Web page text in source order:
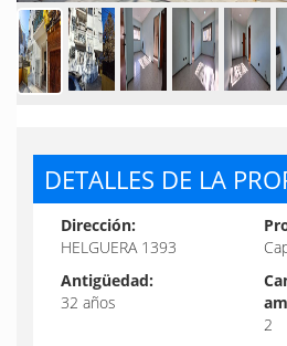
DETALLES DE LA
Dirección:
HELGUERA 1393
Antigüedad:
32 años
2